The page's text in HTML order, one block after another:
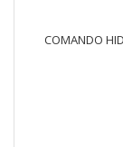
COMANDO